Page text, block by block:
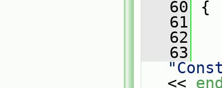
   60
{
   61
   62
   63
<<